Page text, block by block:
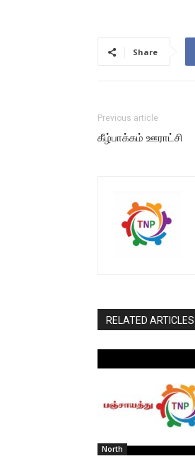
Share
Previous article
கீழ்பாக்கம் ஊராட்சி
RELATED ARTICLES
North